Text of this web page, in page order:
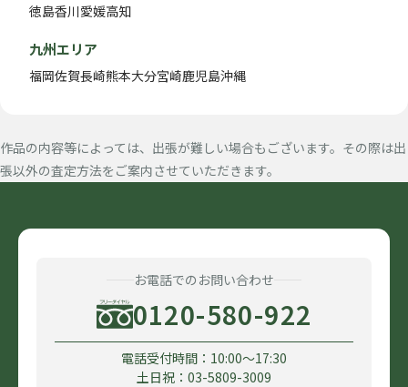
徳島香川愛媛高知
九州エリア
福岡佐賀長崎熊本大分宮崎鹿児島沖縄
作品の内容等によっては、出張が難しい場合もございます。その際は出
張以外の査定方法をご案内させていただきます。
お電話でのお問い合わせ
0120-580-922
電話受付時間：10:00〜17:30
土日祝：03-5809-3009